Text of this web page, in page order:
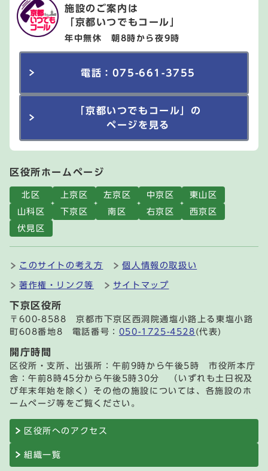
施設のご案内は
「京都いつでもコール」
年中無休 朝8時から夜9時
電話：075-661-3755
「京都いつでもコール」の
ページを見る
区役所ホームページ
北区 上京区 左京区 中京区
東山区
山科区
下京区 南区 右京区
西京区
伏見区
このサイトの考え方 個人情報の取扱い
著作権・リンク等 サイトマップ
下京区役所
〒600-8588 京都市下京区西洞院通塩小路上る東塩小路
町608番地8 電話番号： 050-1725-4528 (代表)
開庁時間
区役所・支所、出張所：午前9時から午後5時 市役所本庁
舎：午前8時45分から午後5時30分 （いずれも土日祝及
び年末年始を除く）その他の施設については、各施設のホ
ームページ等をご覧ください。
区役所へのアクセス
組織一覧